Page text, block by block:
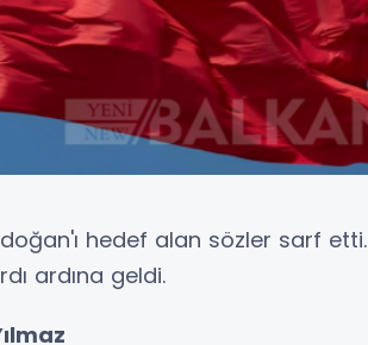
hedef alan sözler sarf etti.
ardına geldi.